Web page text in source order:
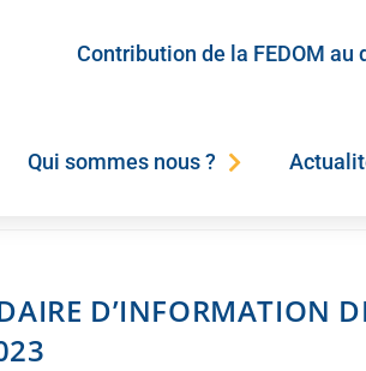
Contribution de la FEDOM
Qui sommes nous ?
D’INFORMATION